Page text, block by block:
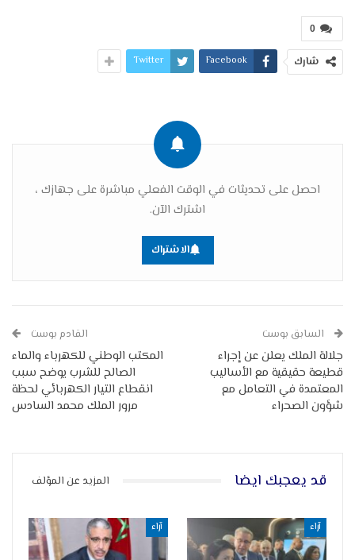
0
شارك Facebook
Twitter
احصل على تحديثات في الوقت الفعلي مباشرة على جهازك ،
اشترك الآن.
الاشتراك
السابق بوست
جلالة الملك يعلن عن إجراء
قطيعة حقيقية مع الأساليب
المعتمدة في التعامل مع
شؤون الصحراء
القادم بوست
المكتب الوطني للكهرباء والماء
الصالح للشرب يوضح سبب
انقطاع التيار الكهربائي لحظة
مرور الملك محمد السادس
قد يعجبك ايضا المزيد عن المؤلف
آراء آراء